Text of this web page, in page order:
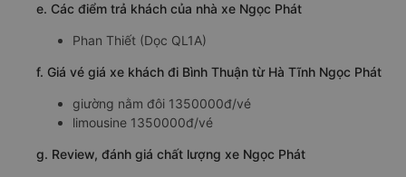
e. Các điểm trả khách của nhà xe Ngọc Phát
Phan Thiết (Dọc QL1A)
f. Giá vé giá xe khách đi Bình Thuận từ Hà Tĩnh Ngọc Phát
giường nằm đôi 1350000đ/vé
limousine 1350000đ/vé
g. Review, đánh giá chất lượng xe Ngọc Phát